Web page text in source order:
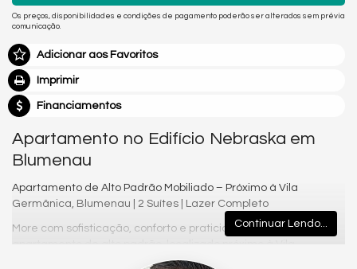
Os preços, disponibilidades e condições de pagamento poderão ser alterados sem prévia
comunicação.
Adicionar aos Favoritos
Imprimir
Financiamentos
Apartamento no Edifício Nebraska em
Blumenau
Apartamento de Alto Padrão Mobiliado – Próximo à Vila
Germânica, Blumenau | 2 Suítes | Lazer Completo
More com sofisticação, conforto e praticidade! Este
apartamento de alto padrão, localizado próximo à Vila
Germânica e ao Angeloni, oferece tudo o que você precisa:
Continuar Lendo...